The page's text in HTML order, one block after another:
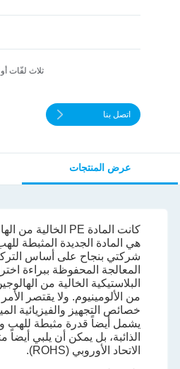
ثلاث لفّات أو
اتصل بنا
عرض المنتجات
هي المادة الجديدة المثبطة للهب
شركتي بنجاح على أساس
المعالجة المحفوظة ببراءة
البلاستيكية الخالية من
من الألومينيوم. ولا يقتصر
خصائص التجهيز والفيزيائية
يشمل أيضاً قدرة مثبطة للهب
الذائبة، بل يمكن أن يلبي أيضاً
الاتحاد الأوروبي (ROHS).